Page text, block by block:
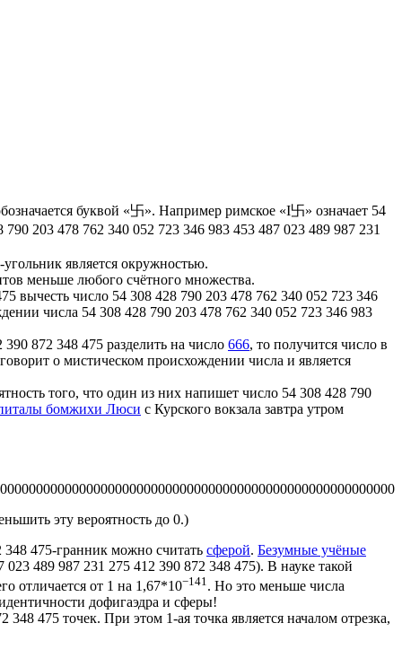
буквой «卐». Например римское «I卐» означает 54
203 478 762 340 052 723 346 983 453 487 023 489 987 231
является окружностью.
меньше любого счётного множества.
вычесть число 54 308 428 790 203 478 762 340 052 723 346
числа 54 308 428 790 203 478 762 340 052 723 346 983
872 348 475 разделить на число 666, то получится число в
о мистическом происхождении числа и является
того, что один из них напишет число 54 308 428 790
бомжихи Люси с Курского вокзала завтра утром
эту вероятность до 0.)
475-гранник можно считать сферой. Безумные учёные
489 987 231 275 412 390 872 348 475). В науке такой
отличается от 1 на 1,67*10−141 . Но это меньше числа
дофигаэдра и сферы!
475 точек. При этом 1-ая точка является началом отрезка,